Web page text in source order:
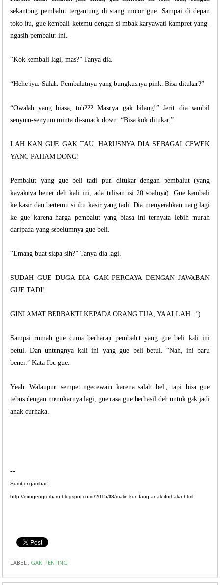
sekantong pembalut tergantung di stang motor gue. Sampai di depan
toko itu, gue kembali ketemu dengan si mbak karyawati-kampret-yang-
ngasih-pembalut-ini.
“Kok kembali lagi, mas?” Tanya dia.
“Hehe iya. Salah. Pembalutnya yang bungkusnya pink. Bisa ditukar?”
“Owalah yang biasa, toh??? Masnya gak bilang!” Jerit dia sambil
senyum-senyum minta di-smack down. “Bisa kok ditukar.”
LAH KAN GUE GAK TAU. HARUSNYA DIA SEBAGAI CEWEK
YANG PAHAM DONG!
Pembalut yang gue beli tadi pun ditukar dengan pembalut (yang
kayaknya bener deh kali ini, ada tulisan isi 20 soalnya). Gue kembali
ke kasir dan bertemu si ibu kasir yang tadi. Dia menyerahkan uang lagi
ke gue karena harga pembalut yang biasa ini ternyata lebih murah
daripada yang sebelumnya gue beli.
“Emang buat siapa sih?” Tanya dia lagi.
SUDAH GUE DUGA DIA GAK PERCAYA DENGAN JAWABAN
GUE TADI!
GINI AMAT BERBAKTI KEPADA ORANG TUA, YA ALLAH. :’)
Sampai rumah gue cuma berharap pembalut yang gue beli kali ini
betul. Dan untungnya kali ini yang gue beli betul. “Nah, ini baru
bener.” Kata Ibu gue.
Yeah. Walaupun sempet ngecewain karena salah beli, tapi bisa gue
tebus dengan menukarnya lagi, gue rasa gue berhasil deh untuk gak jadi
anak durhaka.
--
Sumber gambar:
http://dongengterbaru.blogspot.co.id/2015/08/malin-kundang-anak-durhaka.html
LABEL : GAK PENTING